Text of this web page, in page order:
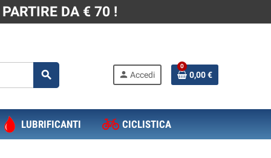
DA € 70 !
search person Accedi
0
0,00 €
LUBRIFICANTI CICLISTICA